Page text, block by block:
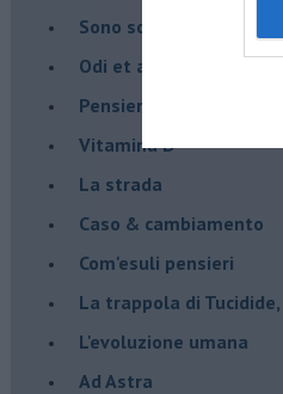
Sono solo parole
Odi et amo
Pensieri in disordine
Vitamina D
La strada
Caso & cambiamento
Com'esuli pensieri
La trappola di
L'evoluzione umana
Ad Astra